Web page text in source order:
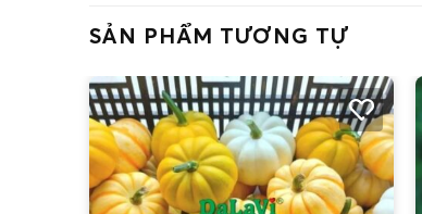
SẢN PHẨM TƯƠNG TỰ